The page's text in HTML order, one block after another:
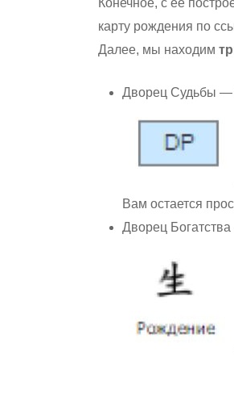
Конечное, с ее
карту рождения по
Далее, мы находим
Дворец Судьбы —
Вам остается
Дворец